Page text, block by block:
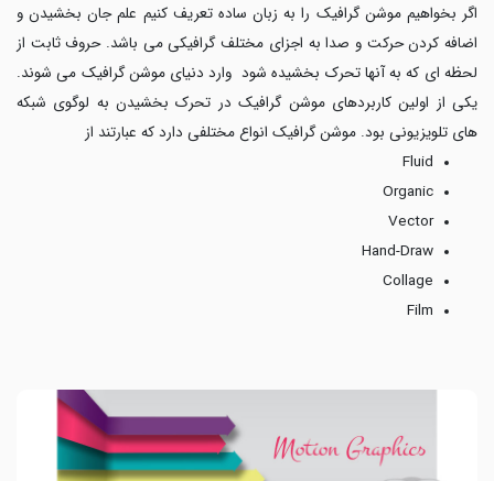
اگر بخواهیم موشن گرافیک را به زبان ساده تعریف کنیم علم جان بخشیدن و
اضافه کردن حرکت و صدا به اجزای مختلف گرافیکی می باشد. حروف ثابت از
لحظه ای که به آنها تحرک بخشیده شود وارد دنیای موشن گرافیک می شوند.
یکی از اولین کاربردهای موشن گرافیک در تحرک بخشیدن به لوگوی شبکه
های تلویزیونی بود. موشن گرافیک انواع مختلفی دارد که عبارتند از
Fluid
Organic
Vector
Hand-Draw
Collage
Film